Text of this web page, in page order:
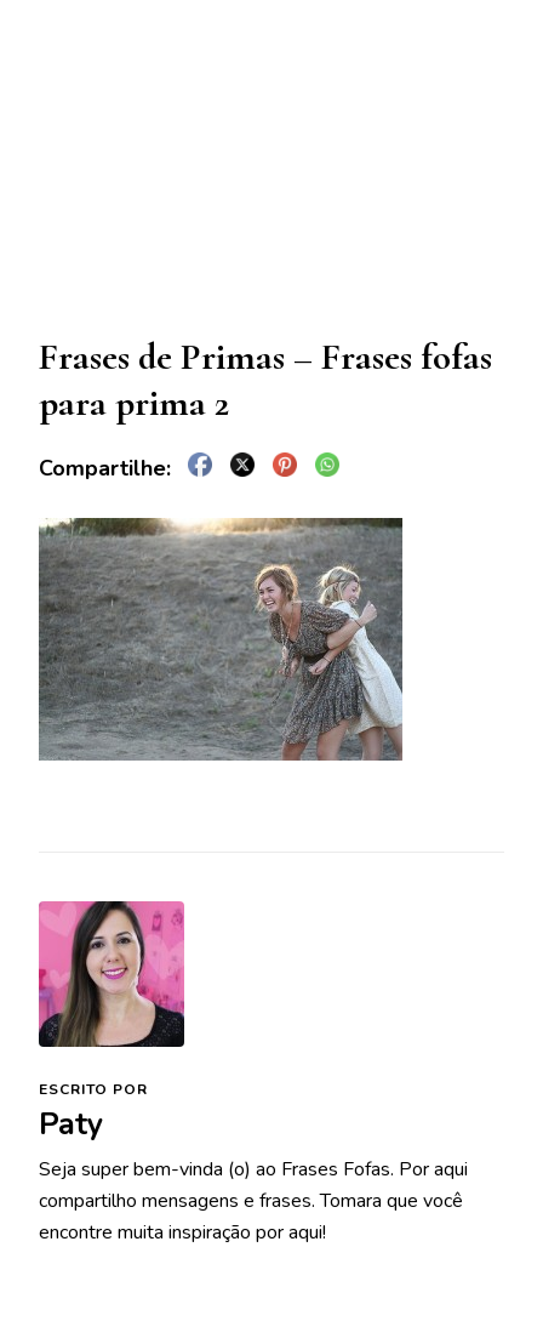
Frases de Primas – Frases fofas
para prima 2
ESCRITO POR
Paty
Seja super bem-vinda (o) ao Frases Fofas. Por aqui
compartilho mensagens e frases. Tomara que você
encontre muita inspiração por aqui!